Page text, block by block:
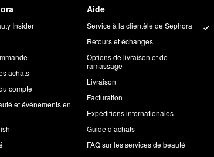
Insider
achats
compte
et événements en
Aide
Service à la clientèle de Sephora
Retours et échanges
Options de livraison et de
ramassage
Livraison
Facturation
Expéditions internationales
Guide d’achats
FAQ sur les services de beauté